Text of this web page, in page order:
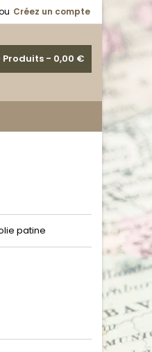
Créez un compte
Produits - 0,00 €
patine